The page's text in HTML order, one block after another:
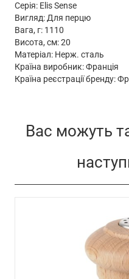
Серія: Elis Sense
Вигляд: Для перцю
Вага, г: 1110
Висота, см: 20
Матеріал: Нерж. сталь
Країна виробник: Франція
Країна реєстрації бренду:
Вас можуть